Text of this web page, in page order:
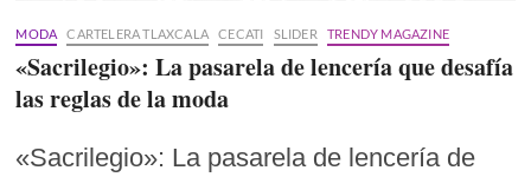
MODA CARTELERA TLAXCALA CECATI SLIDER TRENDY MAGAZINE
«Sacrilegio»: La pasarela de lencería que desafía
las reglas de la moda
«Sacrilegio»: La pasarela de lencería de